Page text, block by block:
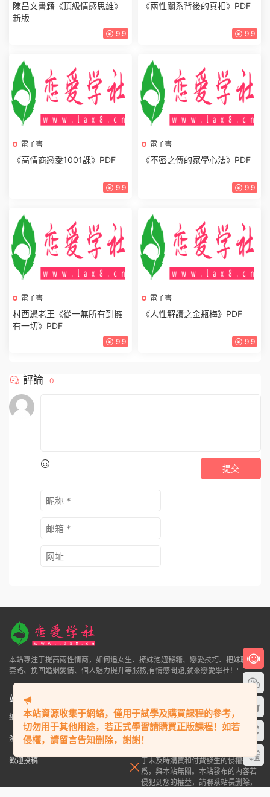
陳昌文書籍《頂級情感思維》
新版
9.9
《兩性關系背後的真相》PDF
9.9
電子書
《高情商戀愛1001課》PDF
9.9 電子書
本站資源收集于網絡，僅用于試學及購買課程的參考，
切勿用于其他用途，若正式學習請購買正版課程！如若
侵權，請留言告知删除，謝謝！